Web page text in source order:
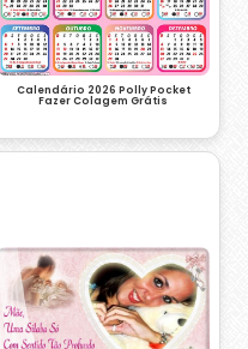
Calendário 2026 Polly Pocket
Fazer Colagem Grátis